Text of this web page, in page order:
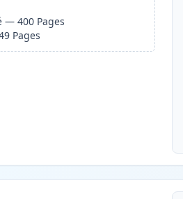
—400 Pages
Pages